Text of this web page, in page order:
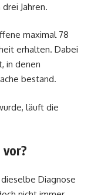
Jahren.
maximal 78
erhalten. Dabei
in denen
bestand.
läuft die
Diagnose